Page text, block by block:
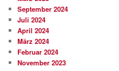
September 2024
Juli 2024
April 2024
März 2024
Februar 2024
November 2023